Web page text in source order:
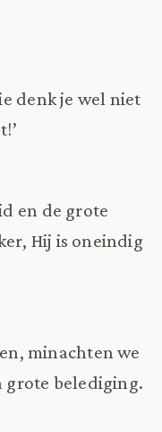
denk je wel niet
en de grote
Hij is oneindig
minachten we
grote belediging.